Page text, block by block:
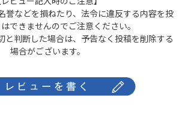
誉などを損ねたり、法令に違反する内容を投
できませんのでご注意ください。
と判断した場合は、予告なく投稿を削除する
場合がございます。